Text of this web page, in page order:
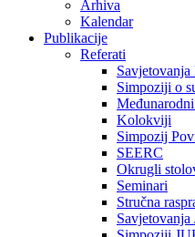
Arhiva
Kalendar
Publikacije
Referati
Simpoziji o
Kolokviji​
Simpozij
SEERC
Okrugli
Seminari​
Stručna